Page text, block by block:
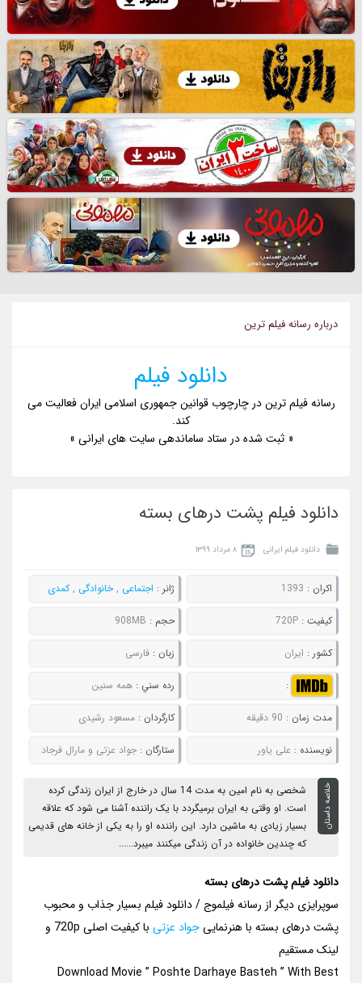
درباره رسانه فيلم ترين
دانلود فیلم
رسانه فیلم ترین در چارچوب قوانین جمهوری اسلامی ایران فعالیت می
کند.
« ثبت شده در ستاد ساماندهی سایت های ایرانی »
دانلود فیلم پشت درهای بسته
دانلود فیلم ایرانی ۸ مرداد ۱۳۹۹
اکران : 1393 ژانر : اجتماعی ,خانوادگی ,کمدی
کيفيت :720P حجم : 908MB
کشور : ایران زبان : فارسی
: رده سني : همه سنین
مدت زمان : 90 دقیقه کارگردان : مسعود رشیدی
نويسنده :علی یاور ستارگان : جواد عزتی و مارال فرجاد
خلاصه داستان
شخصی به نام امین به مدت 14 سال در خارج از ایران زندگی کرده
است. او وقتی به ایران برمیگردد با یک راننده آشنا می شود که علاقه
بسیار زیادی به ماشین دارد. این راننده او را به یکی از خانه های قدیمی
که چندین خانواده در آن زندگی میکنند میبرد......
دانلود فیلم پشت درهای بسته
سوپرایزی دیگر از رسانه فیلموج / دانلود فیلم بسیار جذاب و محبوب
پشت درهای بسته با هنرنماییجواد عزتی
با کیفیت اصلی 720p و
لینک مستقیم
Download Movie ” Poshte Darhaye Basteh ” With Best